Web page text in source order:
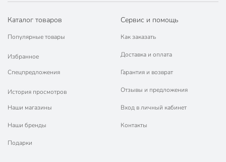
Каталог товаров
Популярные товары
Избранное
Спецпредложения
История просмотров
Наши магазины
Наши бренды
Подарки
Сервис и помощь
Как заказать
Доставка и оплата
Гарантия и возврат
Отзывы и предложения
Вход в личный кабинет
Контакты